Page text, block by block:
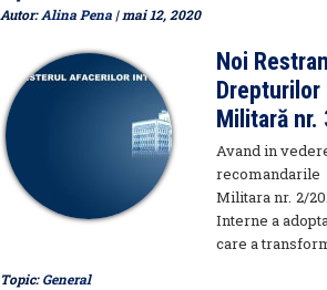
Autor:Alina Pena | mai 12, 2020
Noi
Drepturilor
Militară nr.
Avand in
Militara nr. 2/
Interne a
care a
Topic:General